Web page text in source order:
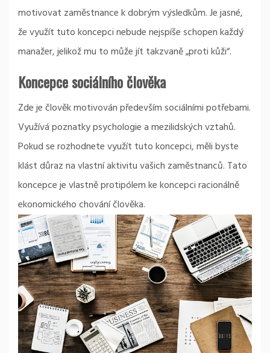
motivovat zaměstnance k dobrým výsledkům. Je jasné,
že využít tuto koncepci nebude nejspíše schopen každý
manažer, jelikož mu to může jít takzvaně „proti kůži“.
Koncepce sociálního člověka
Zde je člověk motivován především sociálními potřebami.
Využívá poznatky psychologie a mezilidských vztahů.
Pokud se rozhodnete využít tuto koncepci, měli byste
klást důraz na vlastní aktivitu vašich zaměstnanců. Tato
koncepce je vlastně protipólem ke koncepci racionálně
ekonomického chování člověka.